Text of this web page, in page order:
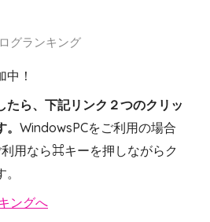
グランキング
！
たら、下記リンク２つのクリッ
WindowsPCをご利用の場合
用なら⌘キーを押しながらク
ングへ